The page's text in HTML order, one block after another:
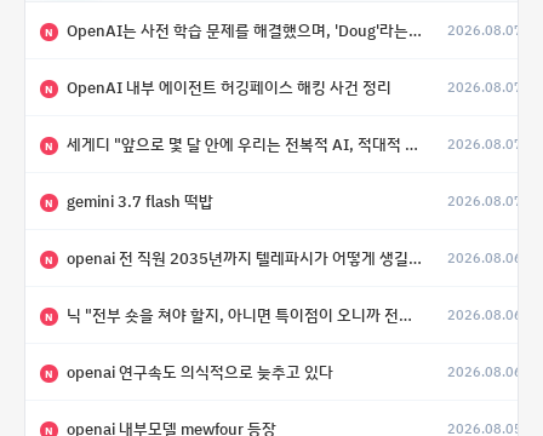
N OpenAI는 사전 학습 문제를 해결했으며, 'Doug'라는 코드명을 가진 훨씬 더 큰 모델을 활발히 개발 중 2026.08.07
N OpenAI 내부 에이전트 허깅페이스 해킹 사건 정리 2026.08.07
N 세게디 "앞으로 몇 달 안에 우리는 전복적 AI, 적대적 AI 둘 다 보게 될 것" 2026.08.07
N gemini 3.7 flash 떡밥 2026.08.07
N openai 전 직원 2035년까지 텔레파시가 어떻게 생길 수 있는지 2026.08.06
N 닉 "전부 숏을 쳐야 할지, 아니면 특이점이 오니까 전부 롱을 쳐야 할지 모르겠다.” 2026.08.06
N openai 연구속도 의식적으로 늦추고 있다 2026.08.06
N openai 내부모델 mewfour 등장 2026.08.05